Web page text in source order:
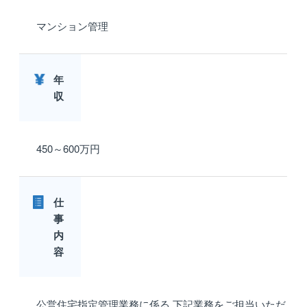
マンション管理
年
収
450～600万円
仕
事
内
容
公営住宅指定管理業務に係る 下記業務をご担当いただ